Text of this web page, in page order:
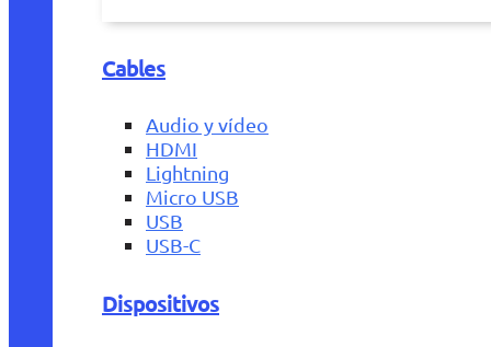
Cables
Audio y vídeo
HDMI
Lightning
Micro USB
USB
USB-C
Dispositivos